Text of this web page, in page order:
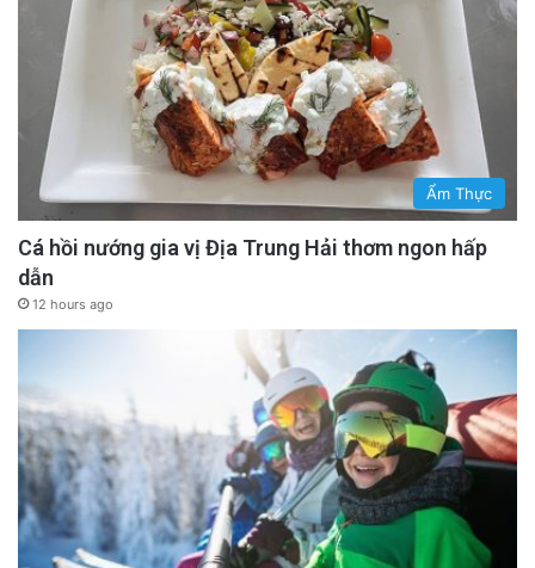
Ẩm Thực
Cá hồi nướng gia vị Địa Trung Hải thơm ngon hấp
dẫn
12 hours ago